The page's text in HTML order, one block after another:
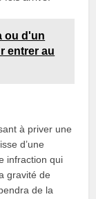
ou d'un
entrer au
à priver une
d’une
infraction qui
gravité de
de la